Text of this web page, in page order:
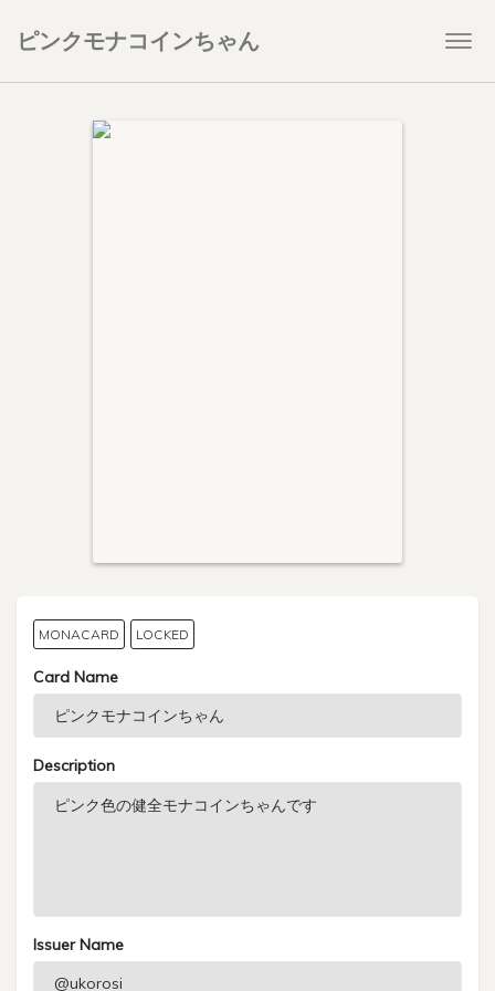
ピンクモナコインちゃん
MONACARD LOCKED
Card Name
Description
Issuer Name